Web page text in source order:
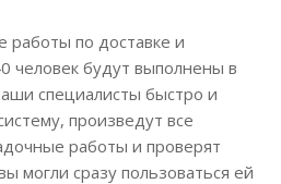
работы по доставке и
человек будут выполнены в
специалисты быстро и
произведут все
работы и проверят
могли сразу пользоваться ей